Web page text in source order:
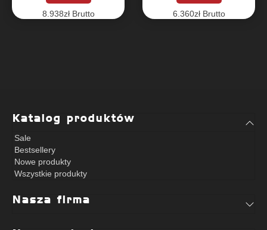
8.938zł Brutto 6.360zł Brutto
Katalog produktów
Sale
Bestsellery
Nowe produkty
Wszystkie produkty
Nasza firma